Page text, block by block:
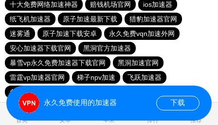
十大免费网络加速神器
赔钱机场官网
ios加速器
纸飞机加速器
原子加速最新下载
猎豹加速器官网
迷雾通
原子加速下载安卓
永久免费vqn加速外网
安心加速器下载官网
黑洞官方加速器
暴雪vp永久免费加速器下载官网
黑洞加速官网
雷霆vp加速器官网
梯子npv加速
飞跃加速器
免费VP加速器
首页 安卓 苹果 排行 推荐
永久免费使用的加速器 下载